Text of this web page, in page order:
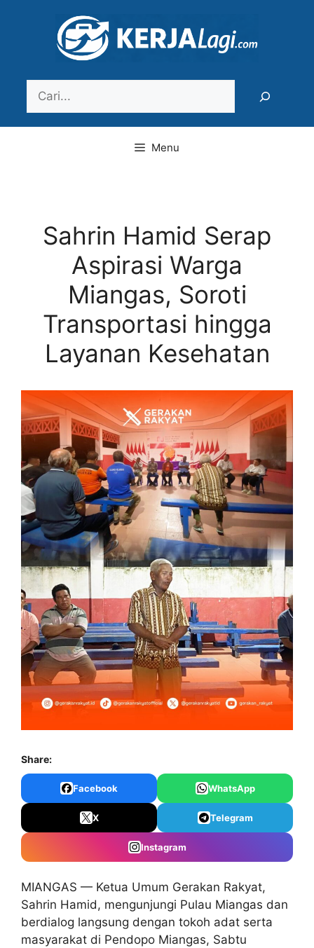
Menu
Sahrin Hamid Serap
Aspirasi Warga
Miangas, Soroti
Transportasi hingga
Layanan Kesehatan
Share:
Facebook WhatsApp
X Telegram
Instagram
MIANGAS — Ketua Umum Gerakan Rakyat,
Sahrin Hamid, mengunjungi Pulau Miangas dan
berdialog langsung dengan tokoh adat serta
masyarakat di Pendopo Miangas, Sabtu